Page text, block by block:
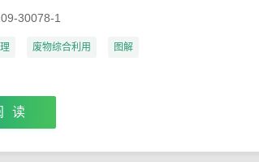
30078-1
废物综合利用 图解
读